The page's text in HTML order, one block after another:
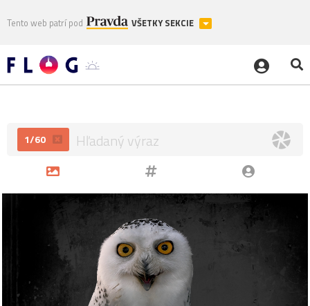
Tento web patrí pod VŠETKY SEKCIE
1/60